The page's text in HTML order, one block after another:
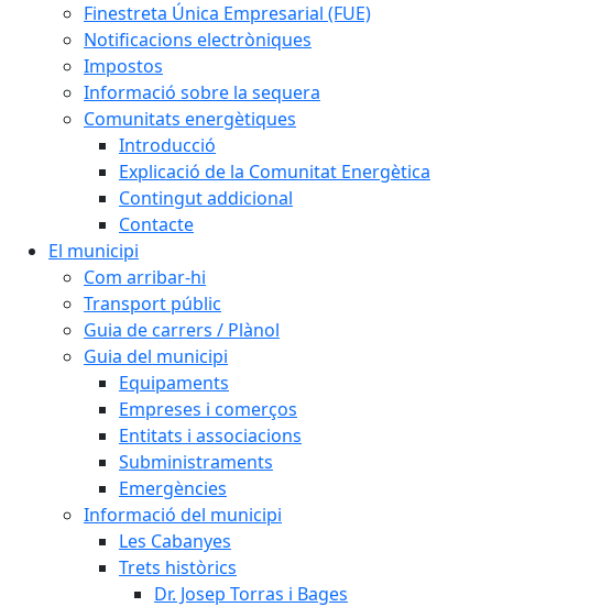
Finestreta Única Empresarial (FUE)
Notificacions electròniques
Impostos
Informació sobre la sequera
Comunitats energètiques
Introducció
Explicació de la Comunitat Energètica
Contingut addicional
Contacte
El municipi
Com arribar-hi
Transport públic
Guia de carrers / Plànol
Guia del municipi
Equipaments
Empreses i comerços
Entitats i associacions
Subministraments
Emergències
Informació del municipi
Les Cabanyes
Trets històrics
Dr. Josep Torras i Bages